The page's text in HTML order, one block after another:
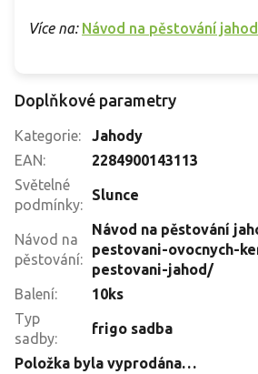
Více na: Návod na pěstování jahod
Doplňkové parametry
Kategorie:
Jahody
EAN:
2284900143113
Světelné
podmínky:
Slunce
Návod na
pěstování:
Návod na pěstování
pestovani-ovocnych-
pestovani-jahod/
Balení:
10ks
Typ
sadby:
frigo sadba
Položka byla vyprodána…